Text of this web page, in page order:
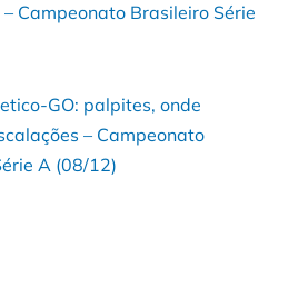
Campeonato Brasileiro Série
GO: palpites, onde
– Campeonato
A (08/12)